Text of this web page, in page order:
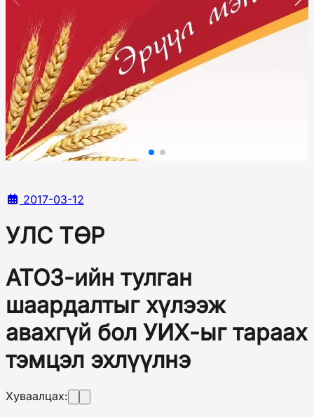
2017-03-12
УЛС ТӨР
АТОЗ-ийн тулган
шаардалтыг хүлээж
авахгүй бол УИХ-ыг тараах
тэмцэл эхлүүлнэ
Хуваалцах: